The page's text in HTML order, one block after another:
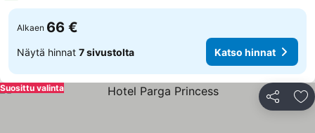
Alkaen 66 €
Näytä hinnat 7 sivustolta Katso hinnat
Jaa
Suosittu valinta